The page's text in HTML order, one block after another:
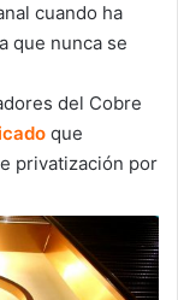
cuando ha
que nunca se
del Cobre
que
privatización por